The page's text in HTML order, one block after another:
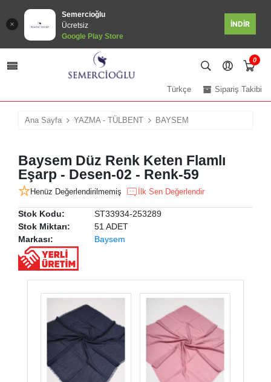
Semercioğlu
Ücretsiz
Google Play Store
İNDİR
0
Sipariş Takibi
Türkçe
Ana Sayfa YAZMA - TÜLBENT BAYSEM
Baysem Düz Renk Keten Flamlı
Eşarp - Desen-02 - Renk-59
Henüz Değerlendirilmemiş İlk Sen Değerlendir
Stok Kodu:
ST33934-253289
Stok Miktarı:
51 ADET
Markası:
Baysem